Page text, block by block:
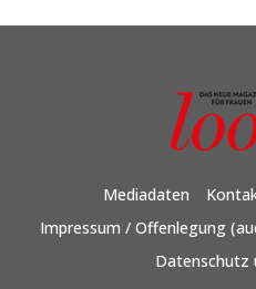
Mediadaten
Impressum / Offenlegung
Datenschutz